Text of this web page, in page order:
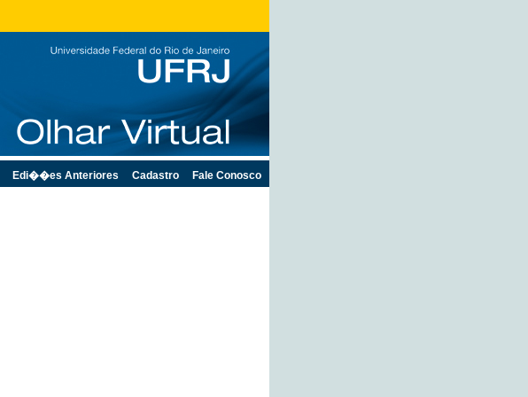
Edi��es Anteriores Cadastro Fale Conosco